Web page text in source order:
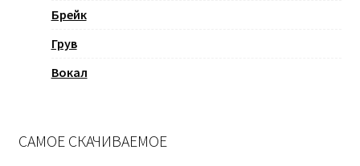
Брейк
Грув
Вокал
САМОЕ СКАЧИВАЕМОЕ